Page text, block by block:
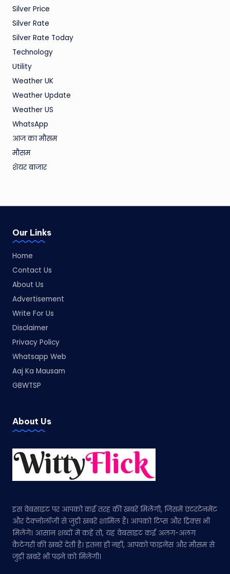
Silver Price
Silver Rate
Silver Rate Today
Technology
Utility
Weather UK
Weather Update
Weather US
WhatsApp
आज का मौसम
मौसम
शेयर बाजार
Our Links
Home
Contact Us
About Us
Advertisement
Write For Us
Disclaimer
Privacy Policy
Whatsapp Web
Aaj Ka Mausam
GBWTSP
About Us
इस वेबसाइट पर आपको कई तरह की खबरें मिलेंगी, जिसमें एंटरटेनमेंट
और टेक्नोलॉजी से जुड़ी खबरें शामिल हैं। आपको टिप्स और ट्रिक्स भी
मिलेंगे। आसान शब्दों में कहें तो, यह वेबसाइट कई अलग-अलग
कैटेगरी की खबरें देती है। इतना ही नहीं, आपको फाइनेंस और मौसम से
जुड़ी खबरें भी पढ़ने को मिलेंगी।